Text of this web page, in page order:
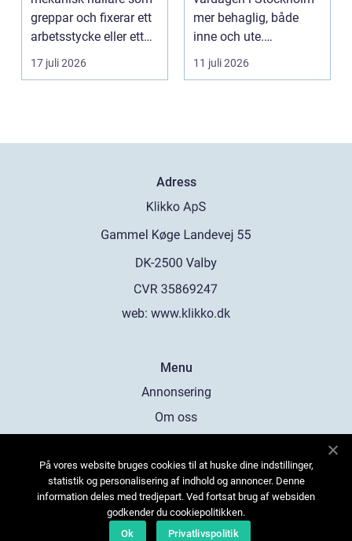
greppar och fixerar ett
arbetsstycke eller ett
verktyg, oftast i...
17 juli 2026
mer behaglig, både
inne och ute.
Somrarna kan vara
varma, ...
11 juli 2026
Adress
web: www.klikko.dk
Menu
Annonsering
Om oss
Kontakta oss
Sitemap
På vores website bruges cookies til at huske dine indstillinger,
statistik og personalisering af indhold og annoncer. Denne
information deles med tredjepart. Ved fortsat brug af websiden
godkender du cookiepolitikken.
Ok
Privatlivspolitik